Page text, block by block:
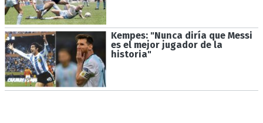
Kempes: "Nunca diría que Messi
es el mejor jugador de la
historia"